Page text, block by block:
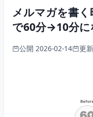
メルマガを書
で60分→10分に
公開 2026-02-14 更